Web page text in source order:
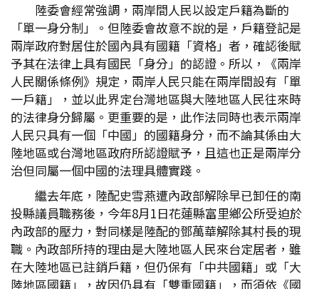
陸委會經常強調，兩岸間人民以設定戶籍為斷的
「單一身分制」。但陸委會故意不說的是，戶籍登記是
兩岸政府對居住於國內具有國籍「資格」者，確認後賦
予其在法律上具有國民「身分」的認證。所以，《兩岸
人民關係條例》規定，兩岸人民只能在兩岸間設有「單
一戶籍」，並以此界定台灣地區與大陸地區人民往來時
的法律身分歸屬。更重要的是，此作法同時也表示兩岸
人民只具有一個「中國」的國籍身分，而不論其係由大
陸地區或台灣地區政府所認證賦予，且這也正是兩岸分
治但同屬一個中國的法理具體實踐。
繼去年底，陸配史雪燕遭內政部解除早已卸任的南
投縣議員職務後，今年8月1日花蓮縣富里鄉公所受迫於
內政部的壓力，對同樣是陸配的鄧萬華解除其村長的現
職。內政部所持的理由是大陸地區人民來台定居者，雖
在大陸地區已註銷戶籍，但仍保有「中共國籍」或「大
陸地區國籍」，故因仍具有「雙重國籍」，而須依《國